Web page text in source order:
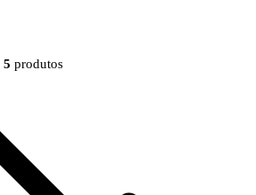
5 produtos